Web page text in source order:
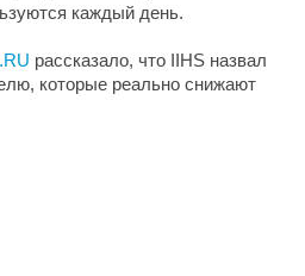
каждый день.
рассказало, что IIHS назвал
которые реально снижают